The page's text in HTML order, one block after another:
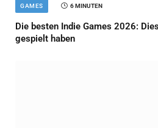
GAMES 6 MINUTEN
Die besten Indie Games 2026:
gespielt haben